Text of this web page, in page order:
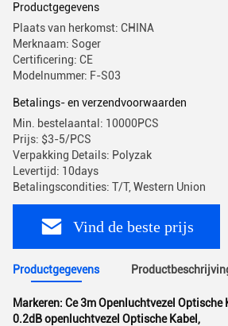
Productgegevens
Plaats van herkomst: CHINA
Merknaam: Soger
Certificering: CE
Modelnummer: F-S03
Betalings- en verzendvoorwaarden
Min. bestelaantal: 10000PCS
Prijs: $3-5/PCS
Verpakking Details: Polyzak
Levertijd: 10days
Betalingscondities: T/T, Western Union
Vind de beste prijs
Productgegevens
Markeren: Ce 3m Openluchtvezel Optische
0.2dB openluchtvezel Optische Kabel,